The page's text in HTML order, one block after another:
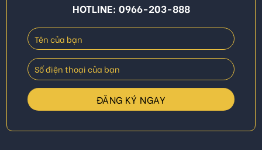
HOTLINE: 0966-203-888